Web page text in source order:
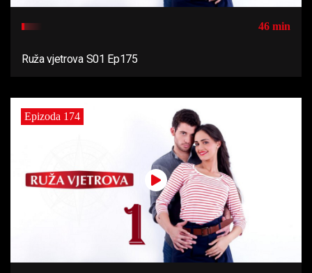
46 min
Ruža vjetrova S01 Ep175
Epizoda 174